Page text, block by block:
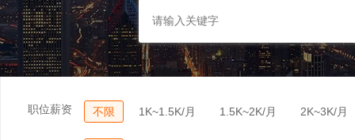
职位薪资 不限 1K~1.5K/月 1.5K~2K/月 2K~3K/月